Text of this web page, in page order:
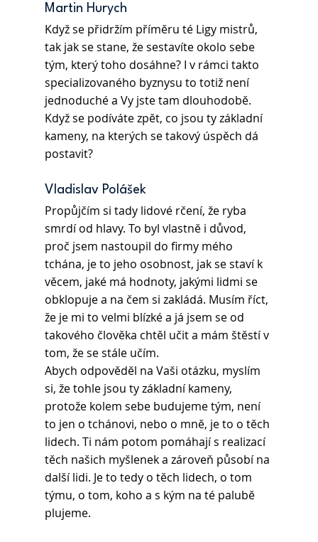
Martin Hurych
Když se přidržím příměru té Ligy mistrů,
tak jak se stane, že sestavíte okolo sebe
tým, který toho dosáhne? I v rámci takto
specializovaného byznysu to totiž není
jednoduché a Vy jste tam dlouhodobě.
Když se podíváte zpět, co jsou ty základní
kameny, na kterých se takový úspěch dá
postavit?
Vladislav Polášek
Propůjčím si tady lidové rčení, že ryba
smrdí od hlavy. To byl vlastně i důvod,
proč jsem nastoupil do firmy mého
tchána, je to jeho osobnost, jak se staví k
věcem, jaké má hodnoty, jakými lidmi se
obklopuje a na čem si zakládá. Musím říct,
že je mi to velmi blízké a já jsem se od
takového člověka chtěl učit a mám štěstí v
tom, že se stále učím.
Abych odpověděl na Vaši otázku, myslím
si, že tohle jsou ty základní kameny,
protože kolem sebe budujeme tým, není
to jen o tchánovi, nebo o mně, je to o těch
lidech. Ti nám potom pomáhají s realizací
těch našich myšlenek a zároveň působí na
další lidi. Je to tedy o těch lidech, o tom
týmu, o tom, koho a s kým na té palubě
plujeme.